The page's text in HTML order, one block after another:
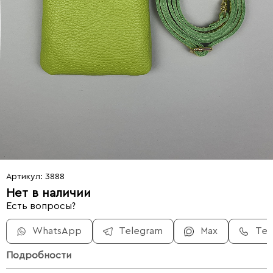
Артикул: 3888
Нет в наличии
Есть вопросы?
WhatsApp Telegram Max
Подробности